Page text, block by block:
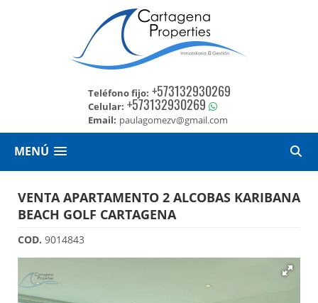
Teléfono fijo: +573132930269
Celular: +573132930269
Email: paulagomezv@gmail.com
MENÚ
VENTA APARTAMENTO 2 ALCOBAS KARIBANA
BEACH GOLF CARTAGENA
COD. 9014843